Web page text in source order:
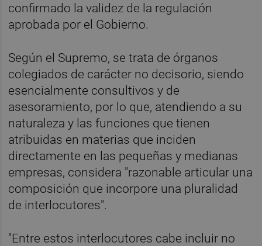
confirmado la validez de la regulación
aprobada por el Gobierno.
Según el Supremo, se trata de órganos
colegiados de carácter no decisorio, siendo
esencialmente consultivos y de
asesoramiento, por lo que, atendiendo a su
naturaleza y las funciones que tienen
atribuidas en materias que inciden
directamente en las pequeñas y medianas
empresas, considera "razonable articular una
composición que incorpore una pluralidad
de interlocutores".
"Entre estos interlocutores cabe incluir no